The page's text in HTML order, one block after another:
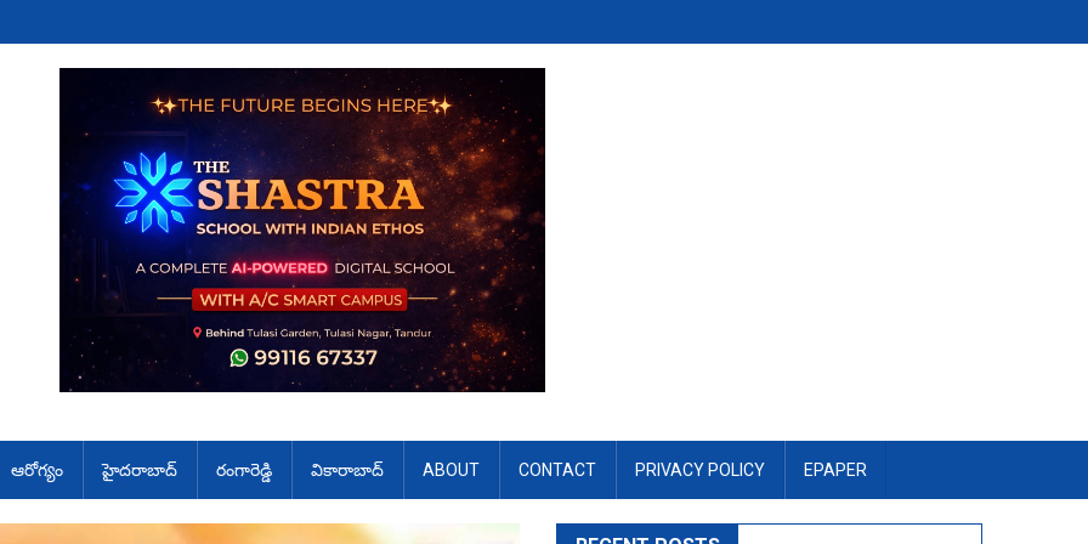
ఆరోగ్యం హైదరాబాద్ రంగారెడ్డి వికారాబాద్ ABOUT CONTACT PRIVACY POLICY EPAPER